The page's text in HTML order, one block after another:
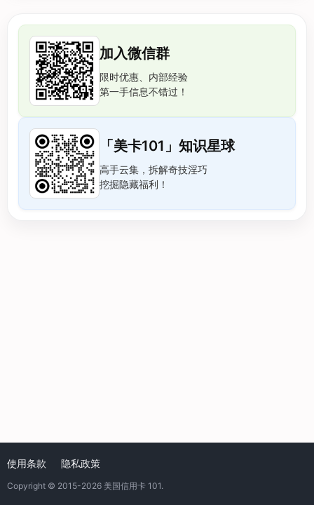
加入微信群
限时优惠、内部经验
第一手信息不错过！
「美卡101」知识星球
高手云集，拆解奇技淫巧
挖掘隐藏福利！
使用条款 隐私政策
Copyright © 2015-2026 美国信用卡 101.